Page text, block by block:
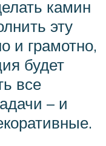
камин
эту
и грамотно,
будет
все
– и